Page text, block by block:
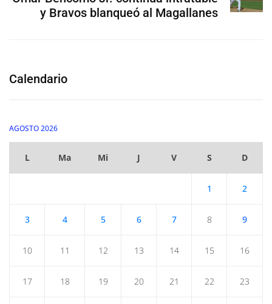
y Bravos blanqueó al Magallanes
Calendario
AGOSTO 2026
L Ma Mi J V S D
1 2
3 4 5 6 7 8 9
10 11 12 13 14 15 16
17 18 19 20 21 22 23